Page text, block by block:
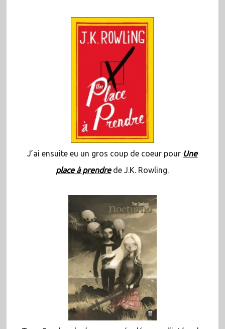
J’ai ensuite eu un gros coup de coeur pour Une
place à prendrede J.K. Rowling.